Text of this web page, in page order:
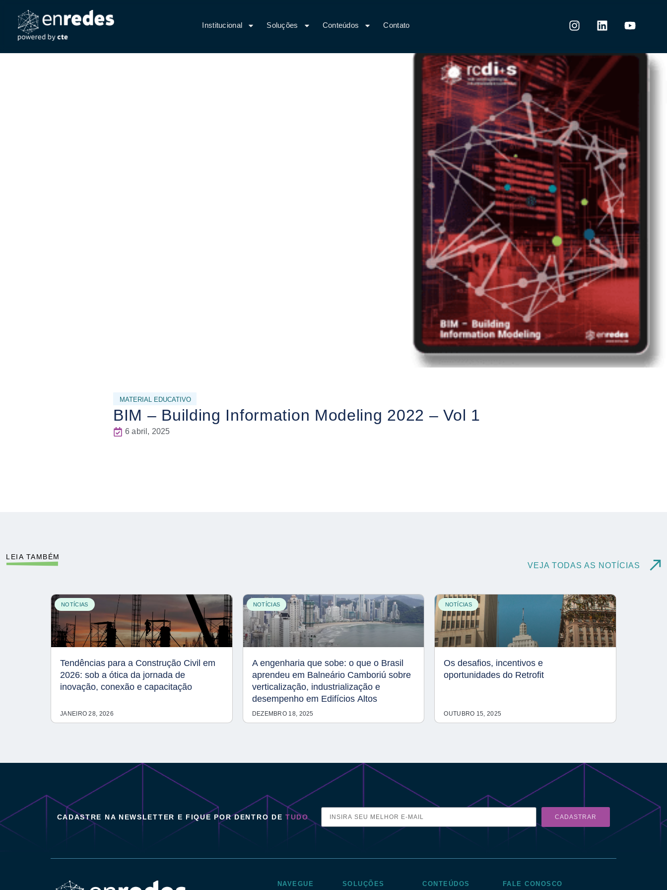
Institucional Soluções Conteúdos Contato
MATERIAL EDUCATIVO
BIM – Building Information Modeling 2022 – Vol 1
6 abril, 2025
LEIA TAMBÉM
VEJA TODAS AS NOTÍCIAS
NOTÍCIAS
Tendências para a Construção Civil em
2026: sob a ótica da jornada de
inovação, conexão e capacitação
JANEIRO 28, 2026
NOTÍCIAS
A engenharia que sobe: o que o Brasil
aprendeu em Balneário Camboriú sobre
verticalização, industrialização e
desempenho em Edifícios Altos
DEZEMBRO 18, 2025
NOTÍCIAS
Os desafios, incentivos e
oportunidades do Retrofit
OUTUBRO 15, 2025
CADASTRE NA NEWSLETTER E FIQUE POR DENTRO DETUDO CADASTRAR
NAVEGUE SOLUÇÕES CONTEÚDOS FALE CONOSCO